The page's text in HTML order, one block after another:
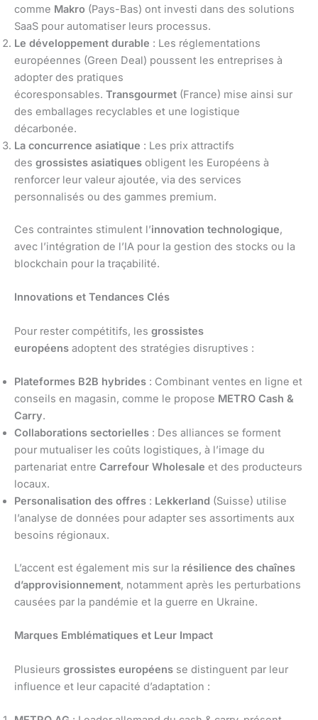
comme Makro (Pays-Bas) ont investi dans des solutions
SaaS pour automatiser leurs processus.
Le développement durable : Les réglementations
européennes (Green Deal) poussent les entreprises à
adopter des pratiques
écoresponsables. Transgourmet (France) mise ainsi sur
des emballages recyclables et une logistique
décarbonée.
La concurrence asiatique : Les prix attractifs
des grossistes asiatiques obligent les Européens à
renforcer leur valeur ajoutée, via des services
personnalisés ou des gammes premium.
Ces contraintes stimulent l’innovation technologique,
avec l’intégration de l’IA pour la gestion des stocks ou la
blockchain pour la traçabilité.
Innovations et Tendances Clés
Pour rester compétitifs, les grossistes
européens adoptent des stratégies disruptives :
Plateformes B2B hybrides : Combinant ventes en ligne et
conseils en magasin, comme le propose METRO Cash &
Carry.
Collaborations sectorielles : Des alliances se forment
pour mutualiser les coûts logistiques, à l’image du
partenariat entre Carrefour Wholesale et des producteurs
locaux.
Personalisation des offres : Lekkerland (Suisse) utilise
l’analyse de données pour adapter ses assortiments aux
besoins régionaux.
L’accent est également mis sur la résilience des chaînes
d’approvisionnement, notamment après les perturbations
causées par la pandémie et la guerre en Ukraine.
Marques Emblématiques et Leur Impact
Plusieurs grossistes européens se distinguent par leur
influence et leur capacité d’adaptation :